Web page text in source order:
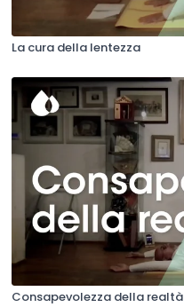
La cura della lentezza
Consapevolezza della realtà